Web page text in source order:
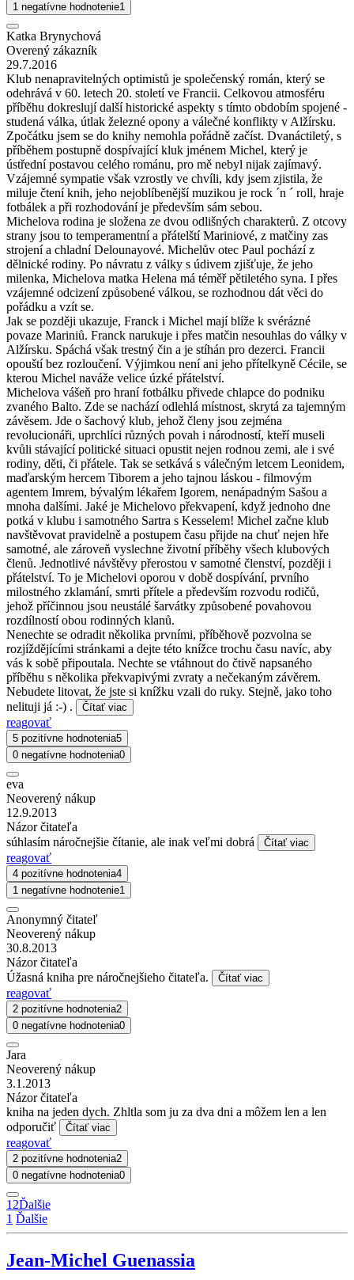
1 negatívne hodnotenie1
Katka Brynychová
Overený zákazník
29.7.2016
Klub nenapravitelných optimistů je společenský román, který se
odehrává v 60. letech 20. století ve Francii. Celkovou atmosféru
příběhu dokreslují další historické aspekty s tímto obdobím spojené -
studená válka, útlak železné opony a válečné konflikty v Alžírsku.
Zpočátku jsem se do knihy nemohla pořádně začíst. Dvanáctiletý, s
příběhem postupně dospívající kluk jménem Michel, který je
ústřední postavou celého románu, pro mě nebyl nijak zajímavý.
Vzájemné sympatie však vzrostly ve chvíli, kdy jsem zjistila, že
miluje čtení knih, jeho nejoblíbenější muzikou je rock ´n ´ roll, hraje
fotbálek a při rozhodování je především sám sebou.
Michelova rodina je složena ze dvou odlišných charakterů. Z otcovy
strany jsou to temperamentní a přátelští Mariniové, z matčiny zas
strojení a chladní Delounayové. Michelův otec Paul pochází z
dělnické rodiny. Po návratu z války s údivem zjišťuje, že jeho
milenka, Michelova matka Helena má téměř pětiletého syna. I přes
vzájemné odcizení způsobené válkou, se rozhodnou dát věci do
pořádku a vzít se.
Jak se později ukazuje, Franck i Michel mají blíže k svérázné
povaze Mariniů. Franck narukuje i přes matčin nesouhlas do války v
Alžírsku. Spáchá však trestný čin a je stíhán pro dezerci. Francii
opouští bez rozloučení. Výjimkou není ani jeho přítelkyně Cécile, se
kterou Michel naváže velice úzké přátelství.
Michelova vášeň pro hraní fotbálku přivede chlapce do podniku
zvaného Balto. Zde se nachází odlehlá místnost, skrytá za tajemným
závěsem. Jde o šachový klub, jehož členy jsou zejména
revolucionáři, uprchlíci různých povah i národností, kteří museli
kvůli stávající politické situaci opustit nejen rodnou zemi, ale i své
rodiny, děti, či přátele. Tak se setkává s válečným letcem Leonidem,
maďarským hercem Tiborem a jeho tajnou láskou - filmovým
agentem Imrem, bývalým lékařem Igorem, nenápadným Sašou a
mnoha dalšími. Jaké je Michelovo překvapení, když jednoho dne
potká v klubu i samotného Sartra s Kesselem! Michel začne klub
navštěvovat pravidelně a postupem času přijde na chuť nejen hře
samotné, ale zároveň vyslechne životní příběhy všech klubových
členů. Jednotlivé návštěvy přerostou v samotné členství, později i
přátelství. To je Michelovi oporou v době dospívání, prvního
milostného zklamání, smrti přítele a především rozvodu rodičů,
jehož příčinnou jsou neustálé šarvátky způsobené povahovou
rozdílností obou rodinných klanů.
Nenechte se odradit několika prvními, příběhově pozvolna se
rozjíždějícími stránkami a dejte této knížce trochu času navíc, aby
vás k sobě připoutala. Nechte se vtáhnout do čtivě napsaného
příběhu s několika překvapivými zvraty a nečekaným závěrem.
Nebudete litovat, že jste si knížku vzali do ruky. Stejně, jako toho
nelituji já :-) .
Čítať viac
reagovať
5 pozitívne hodnotenia5
0 negatívne hodnotenia0
eva
Neoverený nákup
12.9.2013
Názor čitateľa
súhlasím náročnejšie čítanie, ale inak veľmi dobrá
Čítať viac
reagovať
4 pozitívne hodnotenia4
1 negatívne hodnotenie1
Anonymný čitateľ
Neoverený nákup
30.8.2013
Názor čitateľa
Úžasná kniha pre náročnejšieho čitateľa.
Čítať viac
reagovať
2 pozitívne hodnotenia2
0 negatívne hodnotenia0
Jara
Neoverený nákup
3.1.2013
Názor čitateľa
kniha na jeden dych. Zhltla som ju za dva dni a môžem len a len
odporučiť
Čítať viac
reagovať
2 pozitívne hodnotenia2
0 negatívne hodnotenia0
12Ďalšie
1 Ďalšie
Jean-Michel Guenassia